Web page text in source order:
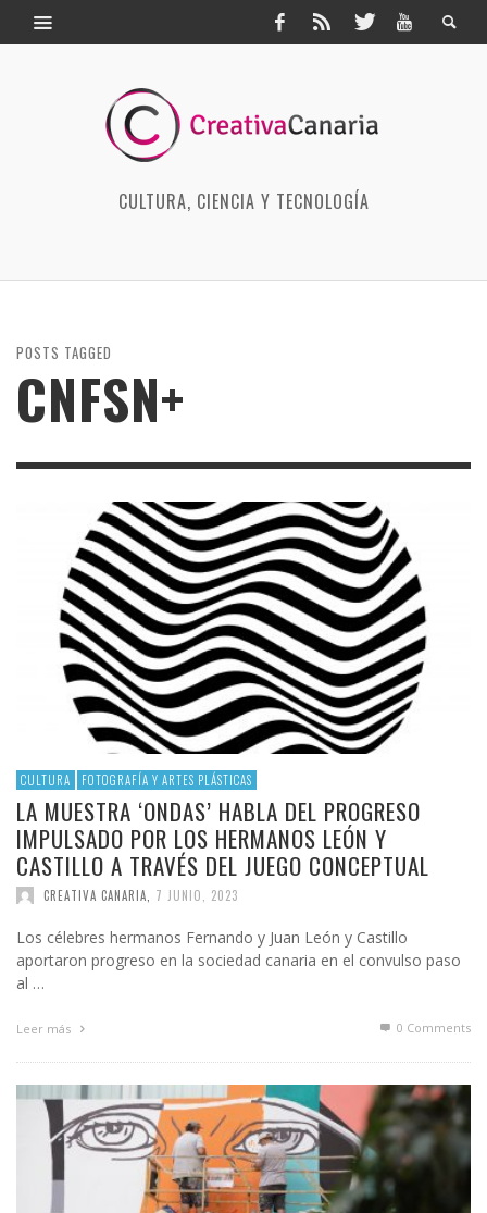
CULTURA, CIENCIA Y TECNOLOGÍA
POSTS TAGGED
CNFSN+
CULTURA FOTOGRAFÍA Y ARTES PLÁSTICAS
LA MUESTRA ‘ONDAS’ HABLA DEL PROGRESO
IMPULSADO POR LOS HERMANOS LEÓN Y
CASTILLO A TRAVÉS DEL JUEGO CONCEPTUAL
CREATIVA CANARIA 7 JUNIO, 2023
Los célebres hermanos Fernando y Juan León y Castillo
aportaron progreso en la sociedad canaria en el convulso paso
al …
Leer más 0 Comments